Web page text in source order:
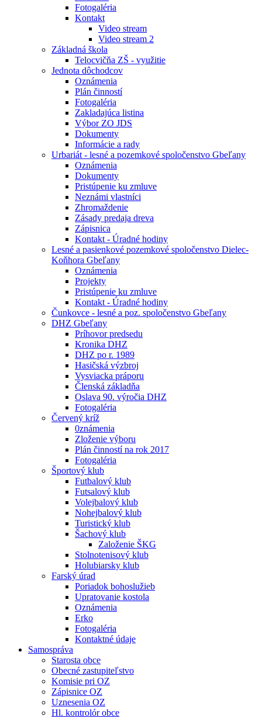
Fotogaléria
Kontakt
Video stream
Video stream 2
Základná škola
Telocvičňa ZŠ - využitie
Jednota dôchodcov
Oznámenia
Plán činností
Fotogaléria
Zakladajúca listina
Výbor ZO JDS
Dokumenty
Informácie a rady
Urbariát - lesné a pozemkové spoločenstvo Gbeľany
Oznámenia
Dokumenty
Pristúpenie ku zmluve
Neznámi vlastníci
Zhromaždenie
Zásady predaja dreva
Zápisnica
Kontakt - Úradné hodiny
Lesné a pasienkové pozemkové spoločenstvo Dielec-
Koňhora Gbeľany
Oznámenia
Projekty
Pristúpenie ku zmluve
Kontakt - Úradné hodiny
Čunkovce - lesné a poz. spoločenstvo Gbeľany
DHZ Gbeľany
Príhovor predsedu
Kronika DHZ
DHZ po r. 1989
Hasičská výzbroj
Vysviacka práporu
Členská základňa
Oslava 90. výročia DHZ
Fotogaléria
Červený kríž
0známenia
Zloženie výboru
Plán činností na rok 2017
Fotogaléria
Športový klub
Futbalový klub
Futsalový klub
Volejbalový klub
Nohejbalový klub
Turistický klub
Šachový klub
Založenie ŠKG
Stolnotenisový klub
Holubiarsky klub
Farský úrad
Poriadok bohoslužieb
Upratovanie kostola
Oznámenia
Erko
Fotogaléria
Kontaktné údaje
Samospráva
Starosta obce
Obecné zastupiteľstvo
Komisie pri OZ
Zápisnice OZ
Uznesenia OZ
Hl. kontrolór obce